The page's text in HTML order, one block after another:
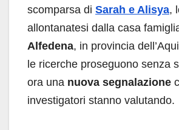
scomparsa di Sarah e Alisya,
allontanatesi dalla casa
Alfedena, in provincia
le ricerche proseguono senza
ora una nuova segnalazione
investigatori stanno valutando.